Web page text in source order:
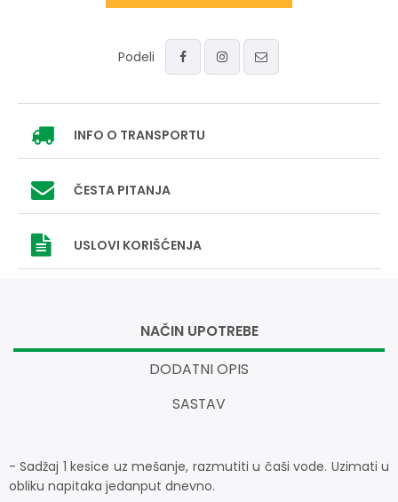
Podeli
INFO O TRANSPORTU
ČESTA PITANJA
USLOVI KORIŠĆENJA
NAČIN UPOTREBE
DODATNI OPIS
SASTAV
- Sadžaj 1 kesice uz mešanje, razmutiti u čaši vode. Uzimati u
obliku napitaka jedanput dnevno.